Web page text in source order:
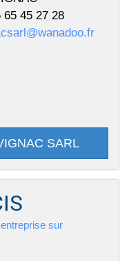
65 45 27 28
SARL
sur